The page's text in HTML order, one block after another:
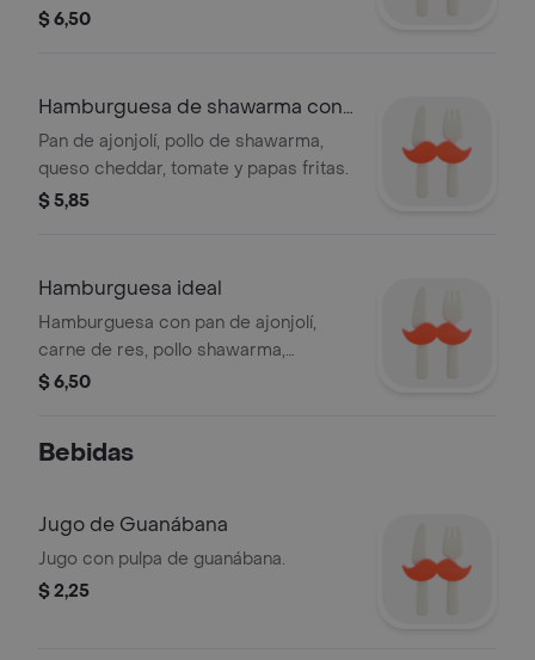
tocino, acompañada de papas fritas y
$ 6,50
Hamburguesa de shawarma con
papas fritas
Pan de ajonjolí, pollo de shawarma,
queso cheddar, tomate y papas fritas.
$ 5,85
Hamburguesa ideal
Hamburguesa con pan de ajonjolí,
carne de res, pollo shawarma,
lechuga y tomate. Acompañada de
$ 6,50
Bebidas
Jugo de Guanábana
Jugo con pulpa de guanábana.
$ 2,25